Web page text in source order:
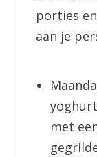
porties
aan je
met